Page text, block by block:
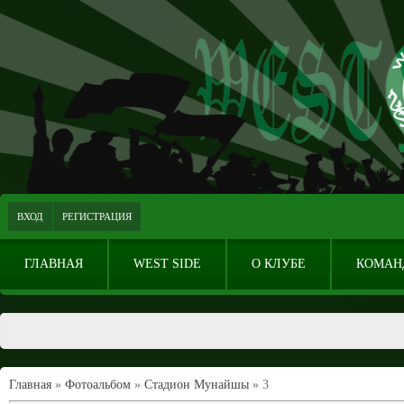
ВХОД РЕГИСТРАЦИЯ
ГЛАВНАЯ WEST SIDE О КЛУБЕ
Главная » Фотоальбом » Стадион Мунайшы » 3